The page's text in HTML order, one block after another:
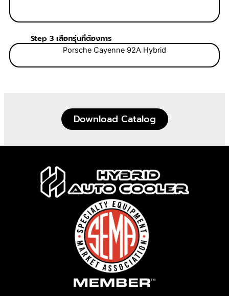
Step 3 เลือกรุ่นที่ต้องการ
Porsche Cayenne 92A Hybrid
Download Catalog